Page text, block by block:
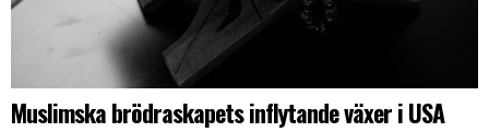
Muslimska brödraskapets inflytande växer i USA